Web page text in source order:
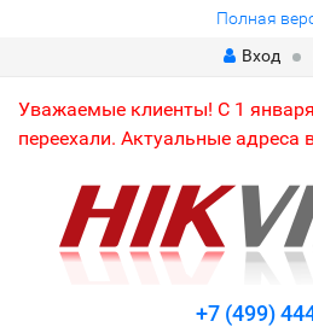
Полная
Вход
Уважаемые клиенты! С 1
переехали. Актуальные адреса
+7 (499)